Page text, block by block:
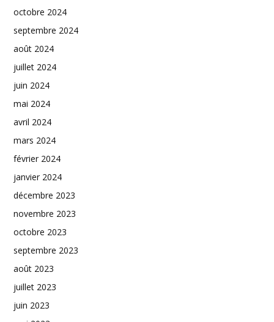
octobre 2024
septembre 2024
août 2024
juillet 2024
juin 2024
mai 2024
avril 2024
mars 2024
février 2024
janvier 2024
décembre 2023
novembre 2023
octobre 2023
septembre 2023
août 2023
juillet 2023
juin 2023